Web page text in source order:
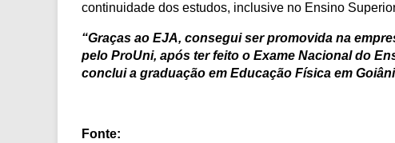
continuidade dos estudos, inclusive no Ensino
“Graças ao EJA, consegui ser promovida na
pelo ProUni, após ter feito o Exame Nacional do
conclui a graduação em Educação Física em
Fonte: